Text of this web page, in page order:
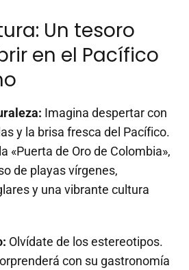
Un tesoro
en el Pacífico
Imagina despertar con
y la brisa fresca del Pacífico.
«Puerta de Oro de Colombia»,
de playas vírgenes,
y una vibrante cultura
Olvídate de los estereotipos.
con su gastronomía